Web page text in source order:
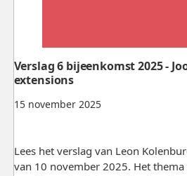
15 november 2025
Verslag 6 bijeenkomst 2025 -
extensions
Lees het verslag van Leon
van 10 november 2025. Het